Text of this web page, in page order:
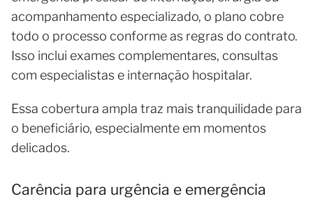
acompanhamento especializado, o plano cobre
todo o processo conforme as regras do contrato.
Isso inclui exames complementares, consultas
com especialistas e internação hospitalar.
Essa cobertura ampla traz mais tranquilidade para
o beneficiário, especialmente em momentos
delicados.
Carência para urgência e emergência